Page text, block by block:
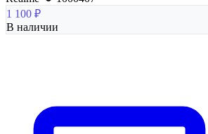
1 100 ₽
В наличии